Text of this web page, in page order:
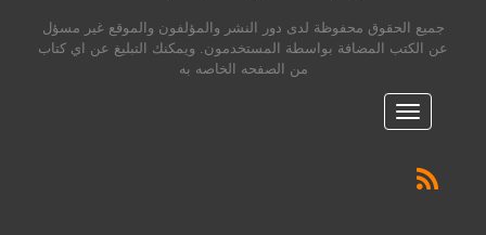
جميع الحقوق محفوظة لدى دور النشر والمؤلفون والموقع غير مسؤل
عن الكتب المضافة بواسطة المستخدمون. ويمكنك التبليغ عن اي كتاب
من الصفحه الخاصه به
القائمه